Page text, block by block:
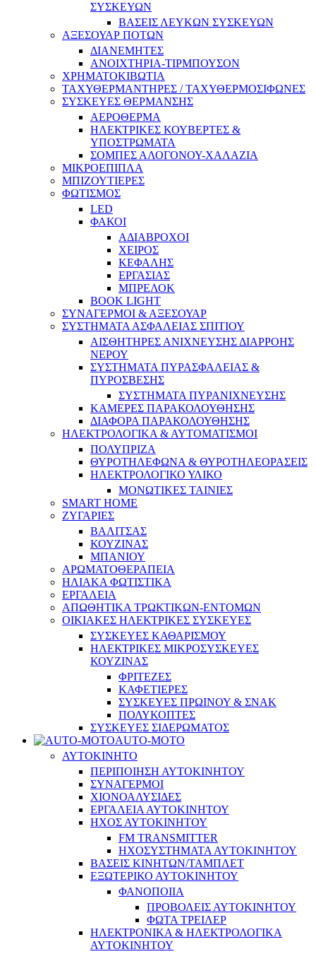
ΣΥΣΚΕΥΩΝ
ΒΑΣΕΙΣ ΛΕΥΚΩΝ ΣΥΣΚΕΥΩΝ
ΑΞΕΣΟΥΑΡ ΠΟΤΩΝ
ΔΙΑΝΕΜΗΤΕΣ
ΑΝΟΙΧΤΗΡΙΑ-ΤΙΡΜΠΟΥΣΟΝ
ΧΡΗΜΑΤΟΚΙΒΩΤΙΑ
ΤΑΧΥΘΕΡΜΑΝΤΗΡΕΣ / ΤΑΧΥΘΕΡΜΟΣΙΦΩΝΕΣ
ΣΥΣΚΕΥΕΣ ΘΕΡΜΑΝΣΗΣ
ΑΕΡΟΘΕΡΜΑ
ΗΛΕΚΤΡΙΚΕΣ ΚΟΥΒΕΡΤΕΣ &
ΥΠΟΣΤΡΩΜΑΤΑ
ΣΟΜΠΕΣ ΑΛΟΓΟΝΟΥ-ΧΑΛΑΖΙΑ
ΜΙΚΡΟΕΠΙΠΛΑ
ΜΠΙΖΟΥΤΙΕΡΕΣ
ΦΩΤΙΣΜΟΣ
LED
ΦΑΚΟΙ
ΑΔΙΑΒΡΟΧΟΙ
ΧΕΙΡΟΣ
ΚΕΦΑΛΗΣ
ΕΡΓΑΣΙΑΣ
ΜΠΡΕΛΟΚ
BOOK LIGHT
ΣΥΝΑΓΕΡΜΟΙ & ΑΞΕΣΟΥΑΡ
ΣΥΣΤΗΜΑΤΑ ΑΣΦΑΛΕΙΑΣ ΣΠΙΤΙΟΥ
ΑΙΣΘΗΤΗΡΕΣ ΑΝΙΧΝΕΥΣΗΣ ΔΙΑΡΡΟΗΣ
ΝΕΡΟΥ
ΣΥΣΤΗΜΑΤΑ ΠΥΡΑΣΦΑΛΕΙΑΣ &
ΠΥΡΟΣΒΕΣΗΣ
ΣΥΣΤΗΜΑΤΑ ΠΥΡΑΝΙΧΝΕΥΣΗΣ
ΚΑΜΕΡΕΣ ΠΑΡΑΚΟΛΟΥΘΗΣΗΣ
ΔΙΑΦΟΡΑ ΠΑΡΑΚΟΛΟΥΘΗΣΗΣ
ΗΛΕΚΤΡΟΛΟΓΙΚΑ & ΑΥΤΟΜΑΤΙΣΜΟΙ
ΠΟΛΥΠΡΙΖΑ
ΘΥΡΟΤΗΛΕΦΩΝΑ & ΘΥΡΟΤΗΛΕΟΡΑΣΕΙΣ
ΗΛΕΚΤΡΟΛΟΓΙΚΟ ΥΛΙΚΟ
ΜΟΝΩΤΙΚΕΣ ΤΑΙΝΙΕΣ
SMART HOME
ΖΥΓΑΡΙΕΣ
ΒΑΛΙΤΣΑΣ
ΚΟΥΖΙΝΑΣ
ΜΠΑΝΙΟΥ
ΑΡΩΜΑΤΟΘΕΡΑΠΕΙΑ
ΗΛΙΑΚΑ ΦΩΤΙΣΤΙΚΑ
ΕΡΓΑΛΕΙΑ
ΑΠΩΘΗΤΙΚΑ ΤΡΩΚΤΙΚΩΝ-ΕΝΤΟΜΩΝ
ΟΙΚΙΑΚΕΣ ΗΛΕΚΤΡΙΚΕΣ ΣΥΣΚΕΥΕΣ
ΣΥΣΚΕΥΕΣ ΚΑΘΑΡΙΣΜΟΥ
ΗΛΕΚΤΡΙΚΕΣ ΜΙΚΡΟΣΥΣΚΕΥΕΣ
ΚΟΥΖΙΝΑΣ
ΦΡΙΤΕΖΕΣ
ΚΑΦΕΤΙΕΡΕΣ
ΣΥΣΚΕΥΕΣ ΠΡΩΙΝΟΥ & ΣΝΑΚ
ΠΟΛΥΚΟΠΤΕΣ
ΣΥΣΚΕΥΕΣ ΣΙΔΕΡΩΜΑΤΟΣ
AUTO-MOTO
ΑΥΤΟΚΙΝΗΤΟ
ΠΕΡΙΠΟΙΗΣΗ ΑΥΤΟΚΙΝΗΤΟΥ
ΣΥΝΑΓΕΡΜΟΙ
ΧΙΟΝΟΑΛΥΣΙΔΕΣ
ΕΡΓΑΛΕΙΑ ΑΥΤΟΚΙΝΗΤΟΥ
ΗΧΟΣ ΑΥΤΟΚΙΝΗΤΟΥ
FM TRANSMITTER
ΗΧΟΣΥΣΤΗΜΑΤΑ ΑΥΤΟΚΙΝΗΤΟΥ
ΒΑΣΕΙΣ ΚΙΝΗΤΩΝ/ΤΑΜΠΛΕΤ
ΕΞΩΤΕΡΙΚΟ ΑΥΤΟΚΙΝΗΤΟΥ
ΦΑΝΟΠΟΙΙΑ
ΠΡΟΒΟΛΕΙΣ ΑΥΤΟΚΙΝΗΤΟΥ
ΦΩΤΑ ΤΡΕΙΛΕΡ
ΗΛΕΚΤΡΟΝΙΚΑ & ΗΛΕΚΤΡΟΛΟΓΙΚΑ
ΑΥΤΟΚΙΝΗΤΟΥ